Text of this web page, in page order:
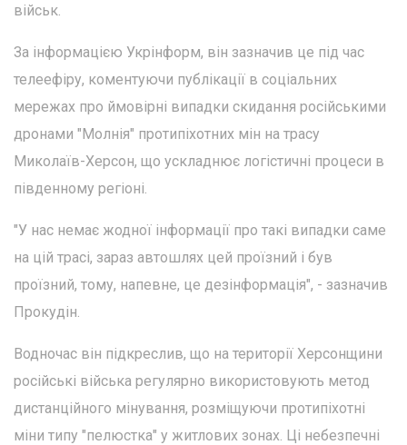
військ.
За інформацією Укрінформ, він зазначив це під час
телеефіру, коментуючи публікації в соціальних
мережах про ймовірні випадки скидання російськими
дронами "Молнія" протипіхотних мін на трасу
Миколаїв-Херсон, що ускладнює логістичні процеси в
південному регіоні.
"У нас немає жодної інформації про такі випадки саме
на цій трасі, зараз автошлях цей проїзний і був
проїзний, тому, напевне, це дезінформація", - зазначив
Прокудін.
Водночас він підкреслив, що на території Херсонщини
російські війська регулярно використовують метод
дистанційного мінування, розміщуючи протипіхотні
міни типу "пелюстка" у житлових зонах. Ці небезпечні